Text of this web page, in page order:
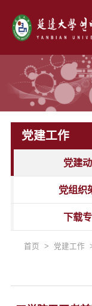
党建工作
党建
党组织
下载
首页 > 党建工作